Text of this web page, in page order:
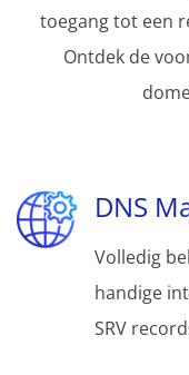
toegang tot een
Ontdek de
DNS
Volledig
handige
SRV